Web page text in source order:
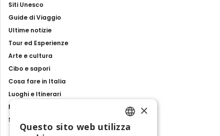
Siti Unesco
Guide di Viaggio
Ultime notizie
Tour ed Esperienze
Arte e cultura
Cibo e sapori
Cosa fare in Italia
Luoghi e Itinerari
Mostre, eventi e spettacoli
Storie e tradizioni
ENGLISH
×
Questo sito web utilizza